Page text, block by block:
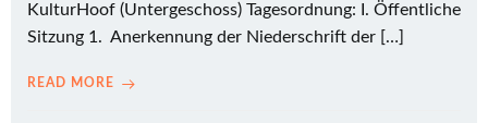
KulturHoof (Untergeschoss) Tagesordnung: I. Öffentliche
Sitzung 1. Anerkennung der Niederschrift der […]
READ MORE